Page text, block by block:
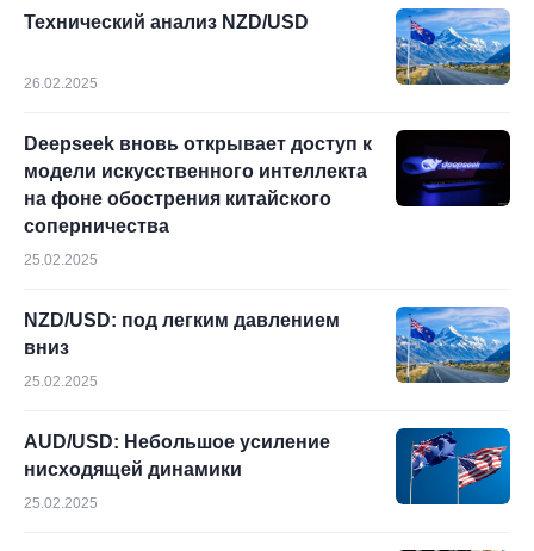
Технический анализ NZD/USD
26.02.2025
Deepseek вновь открывает доступ к
модели искусственного интеллекта
на фоне обострения китайского
соперничества
25.02.2025
NZD/USD: под легким давлением
вниз
25.02.2025
AUD/USD: Небольшое усиление
нисходящей динамики
25.02.2025